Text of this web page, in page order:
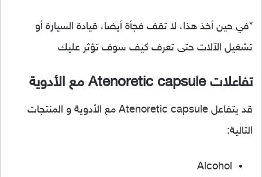
*في حين أخذ هذا، لا تقف فجأة أيضا، قيادة السيارة أو
تشغيل الآلات حتى تعرف كيف سوف تؤثر عليك
تفاعلات Atenoretic capsule مع الأدوية
قد يتفاعل Atenoretic capsule مع الأدوية و المنتجات
التالية:
Alcohol